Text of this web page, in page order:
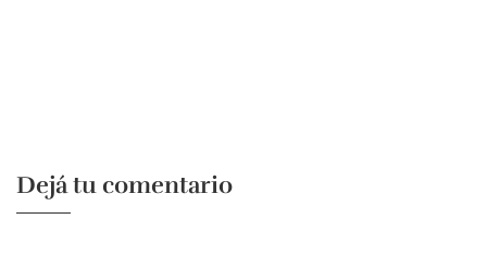
Dejá tu comentario